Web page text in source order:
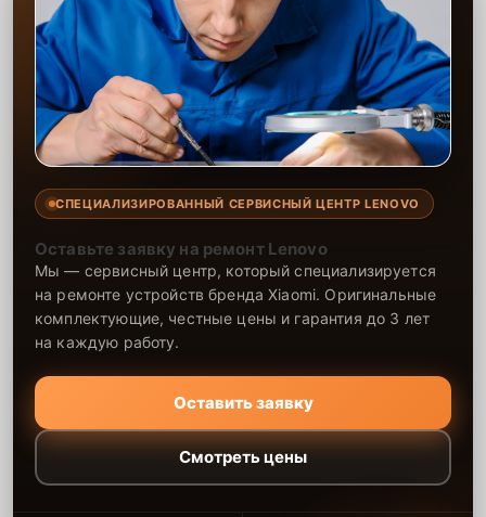
СПЕЦИАЛИЗИРОВАННЫЙ СЕРВИСНЫЙ ЦЕНТР LENOVO
Оставьте заявку на ремонт Lenovo
Мы — сервисный центр, который специализируется
на ремонте устройств бренда Xiaomi. Оригинальные
комплектующие, честные цены и гарантия до 3 лет
на каждую работу.
Оставить заявку
Смотреть цены